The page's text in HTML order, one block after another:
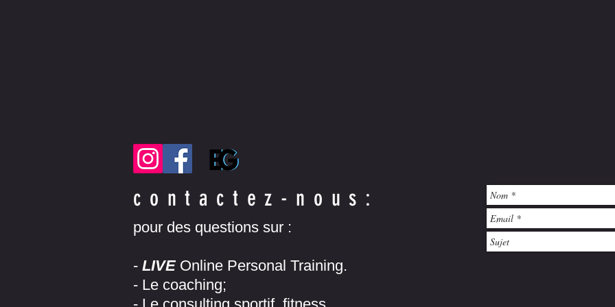
contactez-nous:
pour des questions sur :
- LIVE Online Personal Training.
- Le coaching;